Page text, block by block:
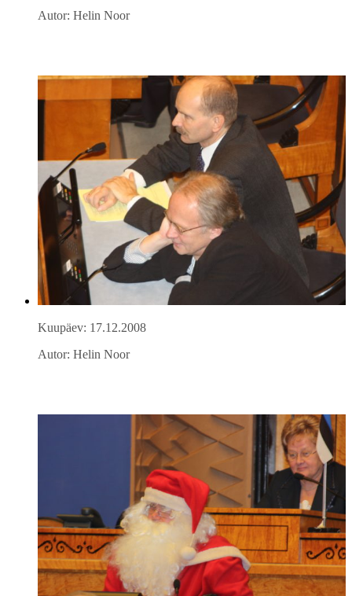
Autor: Helin Noor
Kuupäev: 17.12.2008
Autor: Helin Noor